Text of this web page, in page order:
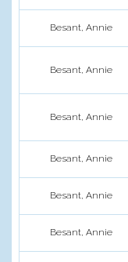
Besant, Annie
Besant, Annie
Besant, Annie
Besant, Annie
Besant, Annie
Besant, Annie